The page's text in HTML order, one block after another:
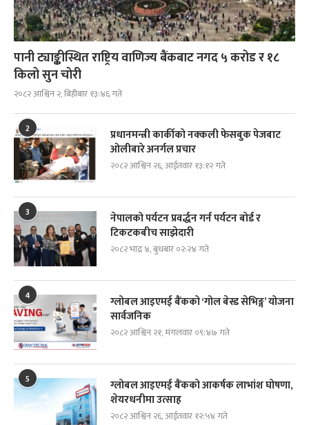
पानी ट्याङ्कीस्थित राष्ट्रिय वाणिज्य बैंकबाट नगद ५ करोड र १८
किलो सुन चोरी
२०८२ आश्विन २, बिहीबार १३:४६ गते
2
प्रधानमन्त्री कार्कीको नक्कली फेसबुक पेजबाट
ओलीबारे अनर्गल प्रचार
२०८२ आश्विन २६, आईतवार १३:१२ गते
3
नेपालको पर्यटन प्रवर्द्धन गर्न पर्यटन बोर्ड र
टिकटकबीच साझेदारी
२०८२ भाद्र ४, बुधबार ०२:२४ गते
4
ग्लोबल आइएमई बैंकको ‘गोल बेस्ड सेभिङ्ग’ योजना
सार्वजनिक
२०८२ आश्विन २१, मंगलवार ०९:४७ गते
5
ग्लोबल आइएमई बैंकको आकर्षक लाभांश घोषणा,
शेयरधनीमा उत्साह
२०८२ आश्विन २६, आईतवार १२:५४ गते